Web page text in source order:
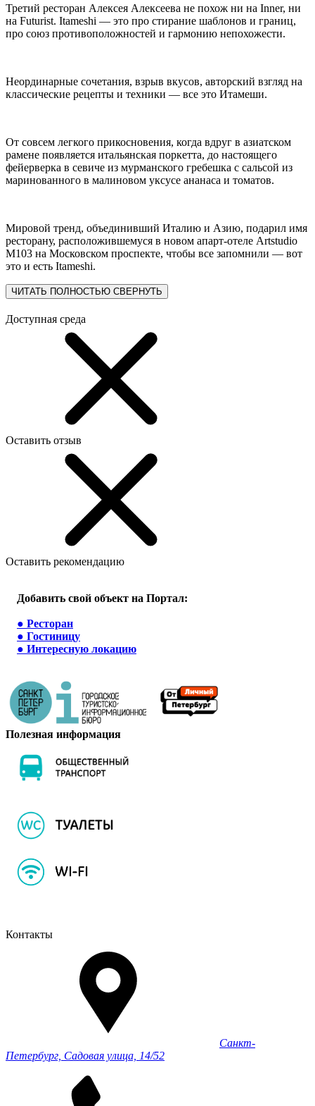
Третий ресторан Алексея Алексеева не похож ни на Inner, ни
на Futurist. Itameshi — это про стирание шаблонов и границ,
про союз противоположностей и гармонию непохожести.
Неординарные сочетания, взрыв вкусов, авторский взгляд на
классические рецепты и техники — все это Итамеши.
От совсем легкого прикосновения, когда вдруг в азиатском
рамене появляется итальянская поркетта, до настоящего
фейерверка в севиче из мурманского гребешка с сальсой из
маринованного в малиновом уксусе ананаса и томатов.
Мировой тренд, объединивший Италию и Азию, подарил имя
ресторану, расположившемуся в новом апарт-отеле Artstudio
M103 на Московском проспекте, чтобы все запомнили — вот
это и есть Itameshi.
ЧИТАТЬ ПОЛНОСТЬЮ СВЕРНУТЬ
Доступная среда
Оставить отзыв
Оставить рекомендацию
Добавить свой объект на Портал:
● Ресторан
● Гостиницу
● Интересную локацию
Полезная информация
Контакты
Санкт-
Петербург, Садовая улица, 14/52